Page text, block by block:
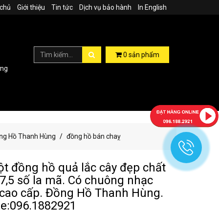
Giới thiệu Tin tức Dịch vụ bảo hành In English
0 sản phẩm
Hồ Thanh Hùng
đồng hồ bán chaỵ
đồng hồ quả lắc cây đẹp chất
số la mã. Có chuông nhạc
cấp. Đồng Hồ Thanh Hùng.